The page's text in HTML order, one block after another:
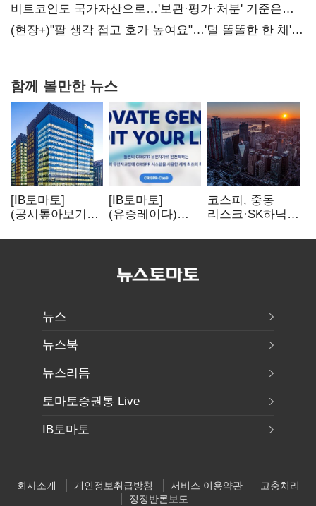
비트코인도 국가자산으로…'보관·평가·처분' 기준은
숙제
(현장+)"팔 생각 접고 호가 높여요"…'덜 똘똘한 한 채'
함께 볼만한 뉴스
[IB토마토]
(공시톺아보기)
바로 매출로
[IB토마토]
(유증레이다)
3분의 1 토막…
비용부터 챙긴다
코스피, 중동
리스크·SK하닉
뒷걸음
뉴스
뉴스북
뉴스리듬
토마토증권통 Live
IB토마토
회사소개 개인정보취급방침 서비스 이용약관
고충처리
정정반론보도